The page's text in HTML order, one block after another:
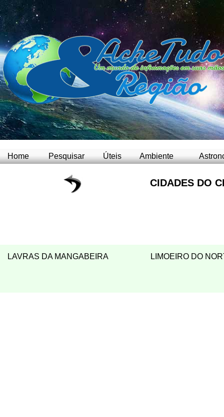
Home Pesquisar Úteis Ambiente
CIDADES DO
LAVRAS DA MANGABEIRA LIMOEIRO DO